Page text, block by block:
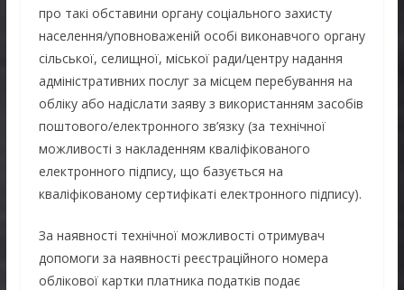
про такі обставини органу соціального захисту
населення/уповноваженій особі виконавчого органу
сільської, селищної, міської ради/центру надання
адміністративних послуг за місцем перебування на
обліку або надіслати заяву з використанням засобів
поштового/електронного зв’язку (за технічної
можливості з накладенням кваліфікованого
електронного підпису, що базується на
кваліфікованому сертифікаті електронного підпису).
За наявності технічної можливості отримувач
допомоги за наявності реєстраційного номера
облікової картки платника податків подає